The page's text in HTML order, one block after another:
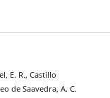
E. R., Castillo
de Saavedra, A. C.